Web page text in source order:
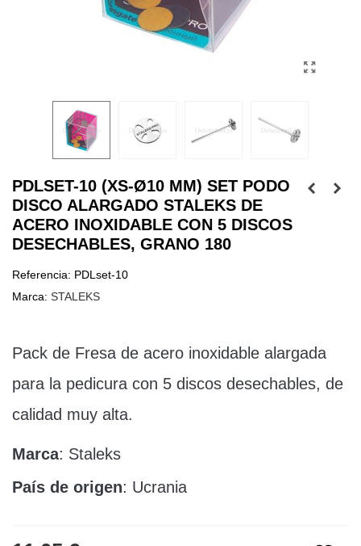
PDLSET-10 (XS-Ø10 MM) SET PODO
DISCO ALARGADO STALEKS DE
ACERO INOXIDABLE CON 5 DISCOS
DESECHABLES, GRANO 180
Referencia: PDLset-10
Marca: STALEKS
Pack de Fresa de acero inoxidable alargada
para la pedicura con 5 discos desechables, de
calidad muy alta.
Marca: Staleks
País de origen: Ucrania